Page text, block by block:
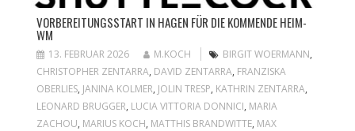
VORBEREITUNGSSTART IN HAGEN FÜR DIE KOMMENDE HEIM-
WM
13. FEBRUAR 2026 M.KOCH BIRGIT WOERMANN,
CHRISTOPHER ZENTARRA, DAVID ZENTARRA, FRANZISKA
OBERLIES, JANINA KOLMER, JOLIN TRESP, KATHRIN ZENTARRA,
LEONARD BRUGGER, LUCIA VITTORIA DONNICI, MARIA
ZACHOU, MARIUS KOCH, MATTHIS BRANDWITTE, MAX